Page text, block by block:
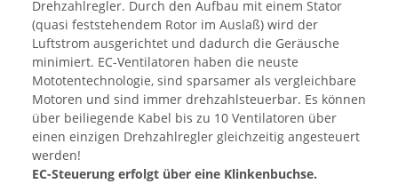
Drehzahlregler. Durch den Aufbau mit einem Stator
(quasi feststehendem Rotor im Auslaß) wird der
Luftstrom ausgerichtet und dadurch die Geräusche
minimiert. EC-Ventilatoren haben die neuste
Mototentechnologie, sind sparsamer als vergleichbare
Motoren und sind immer drehzahlsteuerbar. Es können
über beiliegende Kabel bis zu 10 Ventilatoren über
einen einzigen Drehzahlregler gleichzeitig angesteuert
werden!
EC-Steuerung erfolgt über eine Klinkenbuchse.